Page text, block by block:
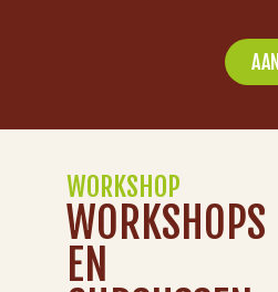
WORKSHOP
WORKSHOPS
EN